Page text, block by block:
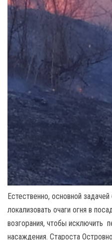
Естественно, основной
локализовать очаги огня в
возгорания, чтобы исключить
насаждения. Староста